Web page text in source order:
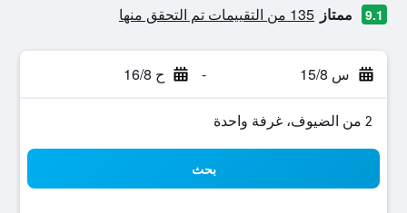
9.1 ممتاز 135 من التقييمات تم التحقق منها
س 15/8 - ح 16/8
2 من الضيوف، غرفة واحدة
بحث